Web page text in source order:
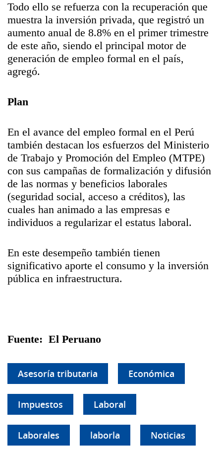
Todo ello se refuerza con la recuperación que
muestra la inversión privada, que registró un
aumento anual de 8.8% en el primer trimestre
de este año, siendo el principal motor de
generación de empleo formal en el país,
agregó.
Plan
En el avance del empleo formal en el Perú
también destacan los esfuerzos del Ministerio
de Trabajo y Promoción del Empleo (MTPE)
con sus campañas de formalización y difusión
de las normas y beneficios laborales
(seguridad social, acceso a créditos), las
cuales han animado a las empresas e
individuos a regularizar el estatus laboral.
En este desempeño también tienen
significativo aporte el consumo y la inversión
pública en infraestructura.
Fuente: El Peruano
Asesoría tributaria Económica
Impuestos Laboral
Laborales laborla Noticias